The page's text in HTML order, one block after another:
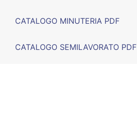
CATALOGO MINUTERIA PDF
CATALOGO SEMILAVORATO PDF